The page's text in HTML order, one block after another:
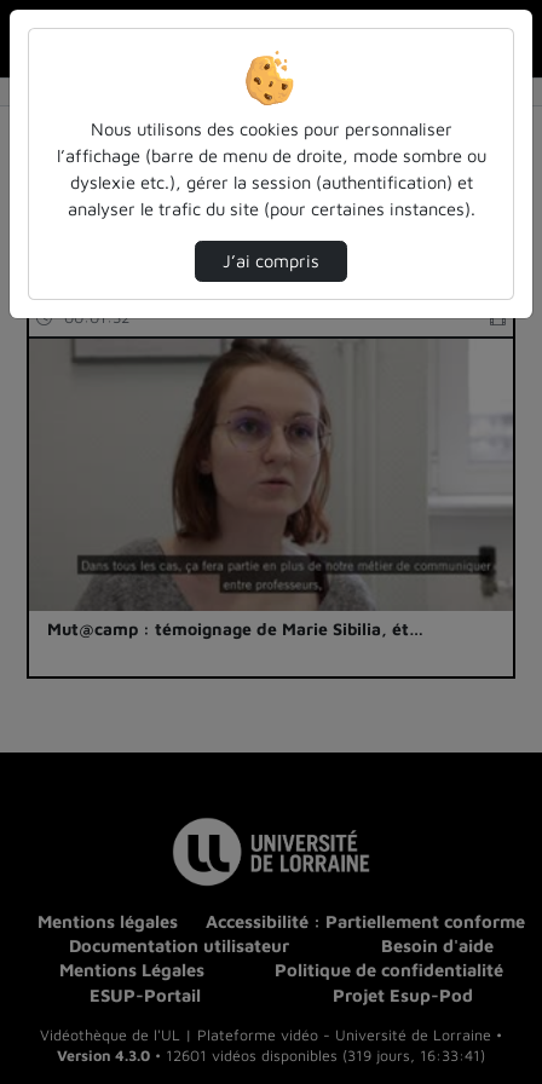
Résultats de la recherche
Filtres actifs (cliquer pour en retirer) :
education
inspe inspe enseignement entretiens
00:01:32
Mut@camp : témoignage de Marie Sibilia, ét…
Mentions légales
Accessibilité : Partiellement conforme
Documentation utilisateur
Besoin d'aide
Mentions Légales
Politique de confidentialité
ESUP-Portail
Projet Esup-Pod
Vidéothèque de l'UL | Plateforme vidéo - Université de Lorraine •
Version 4.3.0 • 12601 vidéos disponibles (319 jours, 16:33:41)
Nous utilisons des cookies pour personnaliser
l’affichage (barre de menu de droite, mode sombre ou
dyslexie etc.), gérer la session (authentification) et
analyser le trafic du site (pour certaines instances).
J’ai compris